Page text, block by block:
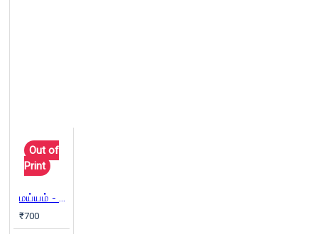
Out of
Print
மய்யம் - தேர்ந்தெடுத்த படைப்புகள்
₹700